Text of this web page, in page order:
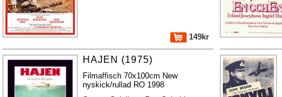
149kr
HAJEN (1975)
Filmaffisch 70x100cm New
nyskick/rullad RO 1998